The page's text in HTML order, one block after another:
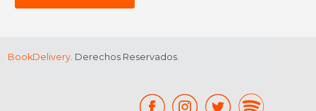
BookDelivery. Derechos Reservados.